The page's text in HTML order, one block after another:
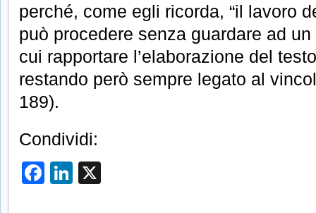
perché, come egli ricorda, “il lavoro
può procedere senza guardare ad
cui rapportare l’elaborazione del
restando però sempre legato al
189).
Condividi:
Facebook
LinkedIn